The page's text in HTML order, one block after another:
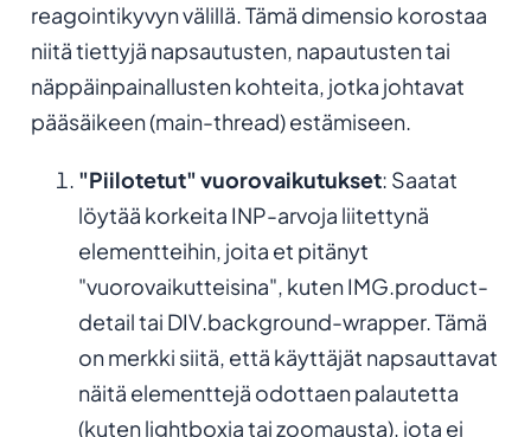
reagointikyvyn välillä. Tämä dimensio korostaa
niitä tiettyjä napsautusten, napautusten tai
näppäinpainallusten kohteita, jotka johtavat
pääsäikeen (main-thread) estämiseen.
"Piilotetut" vuorovaikutukset: Saatat
löytää korkeita INP-arvoja liitettynä
elementteihin, joita et pitänyt
"vuorovaikutteisina", kuten IMG.product-
detail tai DIV.background-wrapper. Tämä
on merkki siitä, että käyttäjät napsauttavat
näitä elementtejä odottaen palautetta
(kuten lightboxia tai zoomausta), jota ei